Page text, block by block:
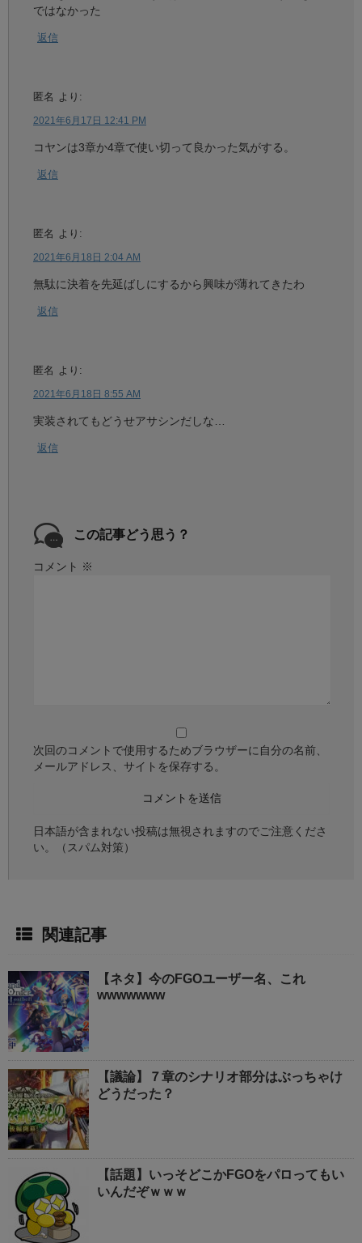
ではなかった
返信
匿名 より:
2021年6月17日 12:41 PM
コヤンは3章か4章で使い切って良かった気がする。
返信
匿名 より:
2021年6月18日 2:04 AM
無駄に決着を先延ばしにするから興味が薄れてきたわ
返信
匿名 より:
2021年6月18日 8:55 AM
実装されてもどうせアサシンだしな…
返信
この記事どう思う？
コメント ※
次回のコメントで使用するためブラウザーに自分の名前、
メールアドレス、サイトを保存する。
日本語が含まれない投稿は無視されますのでご注意くださ
い。（スパム対策）
関連記事
【ネタ】今のFGOユーザー名、これ
wwwwwww
【議論】７章のシナリオ部分はぶっちゃけ
どうだった？
【話題】いっそどこかFGOをパロってもい
いんだぞｗｗｗ